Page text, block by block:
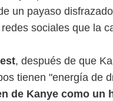
un payaso
sociales que la
, después de que
tienen "energía de
de Kanye como un